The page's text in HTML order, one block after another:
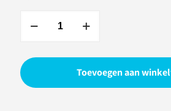
AC420EX
Soft
Grap
White
Toevoegen aan